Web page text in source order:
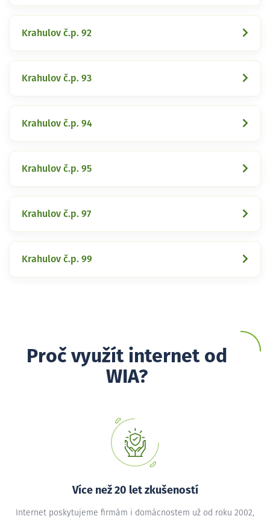
Krahulov č.p. 92
Krahulov č.p. 93
Krahulov č.p. 94
Krahulov č.p. 95
Krahulov č.p. 97
Krahulov č.p. 99
Proč využít internet od
WIA?
Více než 20 let zkušeností
Internet poskytujeme firmám i domácnostem už od roku 2002,